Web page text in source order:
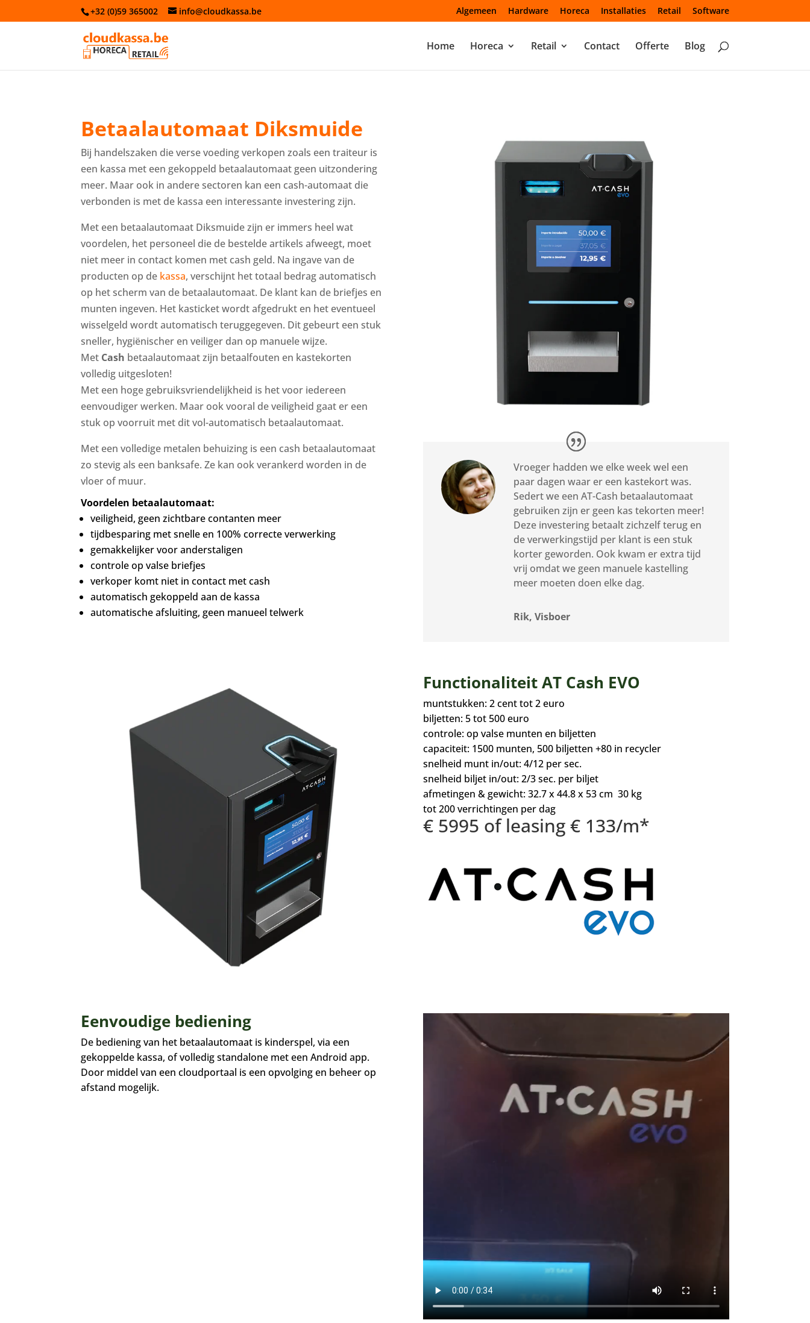
+32 (0)59 365002 info@cloudkassa.be Algemeen Hardware Horeca Installaties Retail Software
Home Horeca Retail Contact Offerte Blog
Betaalautomaat Diksmuide
Bij handelszaken die verse voeding verkopen zoals een traiteur is
een kassa met een gekoppeld betaalautomaat geen uitzondering
meer. Maar ook in andere sectoren kan een cash-automaat die
verbonden is met de kassa een interessante investering zijn.
Met een betaalautomaat Diksmuide zijn er immers heel wat
voordelen, het personeel die de bestelde artikels afweegt, moet
niet meer in contact komen met cash geld. Na ingave van de
producten op de kassa, verschijnt het totaal bedrag automatisch
op het scherm van de betaalautomaat. De klant kan de briefjes en
munten ingeven. Het kasticket wordt afgedrukt en het eventueel
wisselgeld wordt automatisch teruggegeven. Dit gebeurt een stuk
sneller, hygiënischer en veiliger dan op manuele wijze.
Met Cash betaalautomaat zijn betaalfouten en kastekorten
volledig uitgesloten!
Met een hoge gebruiksvriendelijkheid is het voor iedereen
eenvoudiger werken. Maar ook vooral de veiligheid gaat er een
stuk op voorruit met dit vol-automatisch betaalautomaat.
Met een volledige metalen behuizing is een cash betaalautomaat
zo stevig als een banksafe. Ze kan ook verankerd worden in de
vloer of muur.
Voordelen betaalautomaat:
veiligheid, geen zichtbare contanten meer
tijdbesparing met snelle en 100% correcte verwerking
gemakkelijker voor anderstaligen
controle op valse briefjes
verkoper komt niet in contact met cash
automatisch gekoppeld aan de kassa
automatische afsluiting, geen manueel telwerk
Vroeger hadden we elke week wel een
paar dagen waar er een kastekort was.
Sedert we een AT-Cash betaalautomaat
gebruiken zijn er geen kas tekorten meer!
Deze investering betaalt zichzelf terug en
de verwerkingstijd per klant is een stuk
korter geworden. Ook kwam er extra tijd
vrij omdat we geen manuele kastelling
meer moeten doen elke dag.
Rik, Visboer
Functionaliteit AT Cash EVO
muntstukken: 2 cent tot 2 euro
biljetten: 5 tot 500 euro
controle: op valse munten en biljetten
capaciteit: 1500 munten, 500 biljetten +80 in recycler
snelheid munt in/out: 4/12 per sec.
snelheid biljet in/out: 2/3 sec. per biljet
afmetingen & gewicht: 32.7 x 44.8 x 53 cm 30 kg
tot 200 verrichtingen per dag
€ 5995 of leasing € 133/m*
Eenvoudige bediening
De bediening van het betaalautomaat is kinderspel, via een
gekoppelde kassa, of volledig standalone met een Android app.
Door middel van een cloudportaal is een opvolging en beheer op
afstand mogelijk.